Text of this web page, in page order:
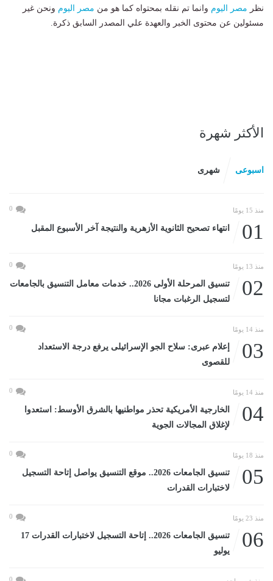
نظر مصر اليوم وانما تم نقله بمحتواه كما هو من مصر اليوم ونحن غير
مسئولين عن محتوى الخبر والعهدة علي المصدر السابق ذكرة.
الأكثر شهرة
اسبوعى شهرى
منذ 15 يومًا 0
01 انتهاء تصحيح الثانوية الأزهرية والنتيجة آخر الأسبوع المقبل
منذ 13 يومًا 0
02
تنسيق المرحلة الأولى 2026.. خدمات معامل التنسيق بالجامعات
لتسجيل الرغبات مجانا
منذ 14 يومًا 0
03
إعلام عبرى: سلاح الجو الإسرائيلى يرفع درجة الاستعداد
للقصوى
منذ 14 يومًا 0
04
الخارجية الأمريكية تحذر مواطنيها بالشرق الأوسط: استعدوا
لإغلاق المجالات الجوية
منذ 18 يومًا 0
05
تنسيق الجامعات 2026.. موقع التنسيق يواصل إتاحة التسجيل
لاختبارات القدرات
منذ 23 يومًا 0
06
تنسيق الجامعات 2026.. إتاحة التسجيل لاختبارات القدرات 17
يوليو
0